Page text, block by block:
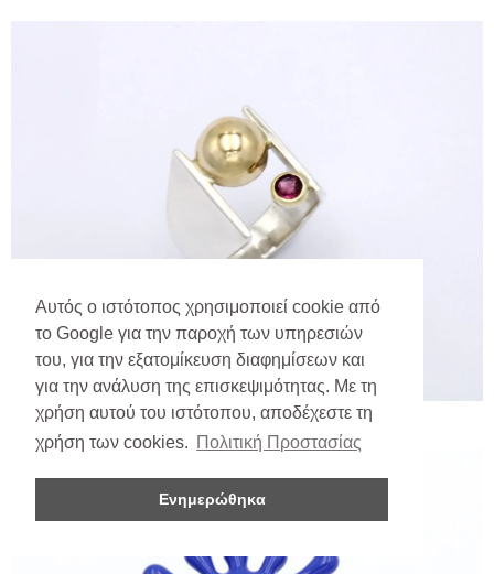
Αυτός ο ιστότοπος χρησιμοποιεί cookie από
το Google για την παροχή των υπηρεσιών
του, για την εξατομίκευση διαφημίσεων και
για την ανάλυση της επισκεψιμότητας. Με τη
χρήση αυτού του ιστότοπου, αποδέχεστε τη
χρήση των cookies. Πολιτική Προστασίας
Ενημερώθηκα